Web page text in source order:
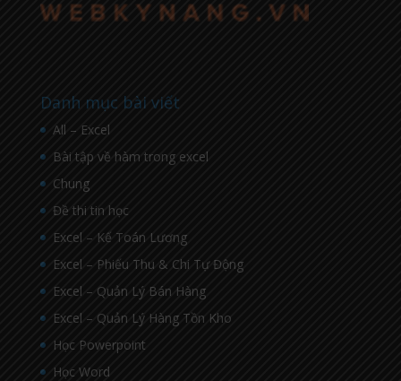
Danh mục bài viết
All – Excel
Bài tập về hàm trong excel
Chung
Đề thi tin học
Excel – Kế Toán Lương
Excel – Phiếu Thu & Chi Tự Động
Excel – Quản Lý Bán Hàng
Excel – Quản Lý Hàng Tồn Kho
Học Powerpoint
Học Word